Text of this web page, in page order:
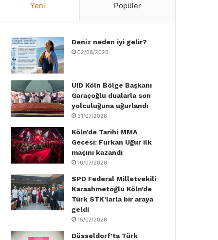
e
b
o
o
t
e
r
e
d
n
u
b
t
a
g
a
m
o
k
Yeni Popüler
Deniz neden iyi gelir?
02/08/2026
UID Köln Bölge Başkanı
Garaçoğlu dualarla son
yolculuğuna uğurlandı
31/07/2026
Köln’de Tarihi MMA
Gecesi: Furkan Uğur ilk
maçını kazandı
16/07/2026
SPD Federal Milletvekili
Karaahmetoğlu Köln’de
Türk STK’larla bir araya
geldi
15/07/2026
Düsseldorf’ta Türk